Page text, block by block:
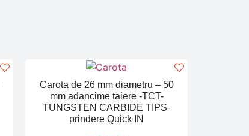
Carota de 26 mm diametru – 50
mm adancime taiere -TCT-
TUNGSTEN CARBIDE TIPS-
prindere Quick IN